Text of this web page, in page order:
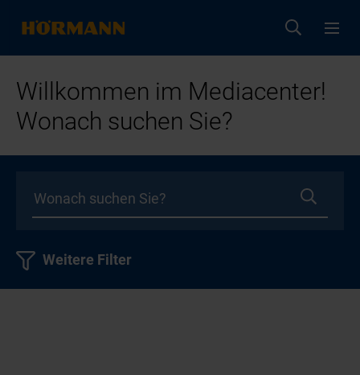
Willkommen im Mediacenter!
Wonach suchen Sie?
Weitere Filter